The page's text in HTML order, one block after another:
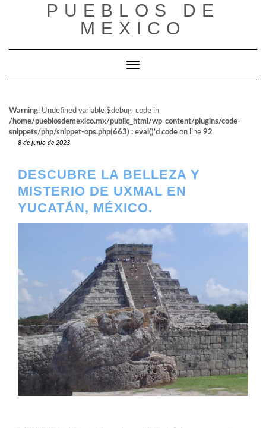
PUEBLOS DE
MEXICO
Cambiar modo de navegación
Warning: Undefined variable $debug_code in
/home/pueblosdemexico.mx/public_html/wp-content/plugins/code-
snippets/php/snippet-ops.php(663) : eval()'d code on line 92
8 de junio de 2023
DESCUBRE LA BELLEZA Y
MISTERIO DE UXMAL EN
YUCATÁN, MÉXICO.